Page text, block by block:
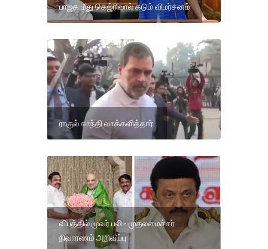
பாஜக மீது கெஜ்ரிவால் கடும் விமர்சனம்
ராகுல் காந்தி வாக்களித்தார்.
விபத்தில் மூவர் பலி - முதலமைச்சர்
நிவாரணம் அறிவிப்பு